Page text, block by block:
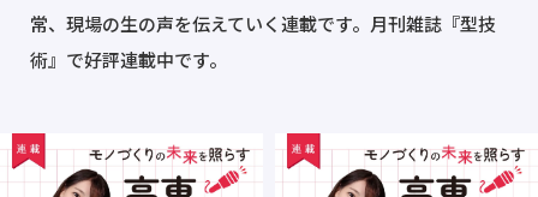
常、現場の生の声を伝えていく連載です。月刊雑誌『型技
術』で好評連載中です。